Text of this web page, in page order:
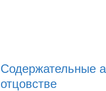
Содержательные
отцовстве